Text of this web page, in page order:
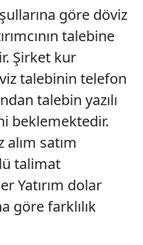
göre döviz
talebine
Şirket kur
talebinin telefon
talebin yazılı
beklemektedir.
alım satım
talimat
Yatırım dolar
göre farklılık